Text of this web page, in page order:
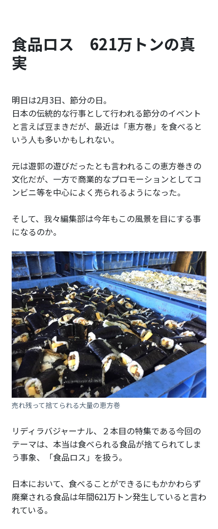
食品ロス 621万トンの真
実
明日は2月3日、節分の日。
日本の伝統的な行事として行われる節分のイベント
と言えば豆まきだが、最近は「恵方巻」を食べると
いう人も多いかもしれない。
元は遊郭の遊びだったとも言われるこの恵方巻きの
文化だが、一方で商業的なプロモーションとしてコ
ンビニ等を中心によく売られるようになった。
そして、我々編集部は今年もこの風景を目にする事
になるのか。
売れ残って捨てられる大量の恵方巻
リディラバジャーナル、２本目の特集である今回の
テーマは、本当は食べられる食品が捨てられてしま
う事象、「食品ロス」を扱う。
日本において、食べることができるにもかかわらず
廃棄される食品は年間621万トン発生していると言わ
れている。